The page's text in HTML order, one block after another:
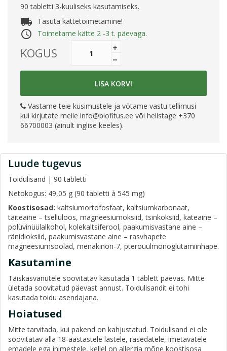
90 tabletti 3-kuuliseks kasutamiseks.
local_shipping Tasuta kättetoimetamine!
access_time Toimetame kätte 2 -3 t. päevaga.
KOGUS
LISA KORVI
Vastame teie küsimustele ja võtame vastu tellimusi
kui kirjutate meile info@biofitus.ee või helistage +370
66700003 (ainult inglise keeles).
Luude tugevus
Toidulisand | 90 tabletti
Netokogus: 49,05 g (90 tabletti à 545 mg)
Koostisosad: kaltsiumortofosfaat, kaltsiumkarbonaat,
täiteaine – tselluloos, magneesiumoksiid, tsinkoksiid, kateaine –
polüvinüülalkohol, kolekaltsiferool, paakumisvastane aine –
ränidioksiid, paakumisvastane aine – rasvhapete
magneesiumsoolad, menakinon-7, pteroüülmonoglutamiinhape.
Kasutamine
Täiskasvanutele soovitatav kasutada 1 tablett päevas. Mitte
ületada soovitatud päevast annust. Toidulisandit ei tohi
kasutada toidu asendajana.
Hoiatused
Mitte tarvitada, kui pakend on kahjustatud. Toidulisand ei ole
soovitatav alla 18-aastastele lastele, rasedatele, imetavatele
emadele ega inimestele, kellel on allergia mõne koostisosa